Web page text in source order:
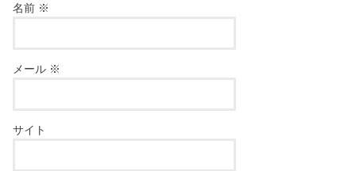
名前 ※
メール ※
サイト